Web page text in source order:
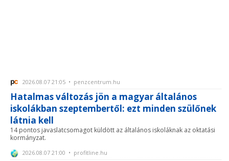
2026.08.07 21:05 • penzcentrum.hu
Hatalmas változás jön a magyar általános
iskolákban szeptembertől: ezt minden szülőnek
látnia kell
14 pontos javaslatcsomagot küldött az általános iskoláknak az oktatási
kormányzat.
2026.08.07 21:00 • profitline.hu